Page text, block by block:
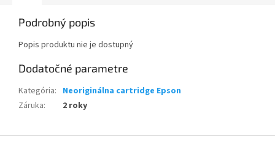
Podrobný popis
Popis produktu nie je dostupný
Dodatočné parametre
Kategória: Neoriginálna cartridge Epson
Záruka: 2 roky